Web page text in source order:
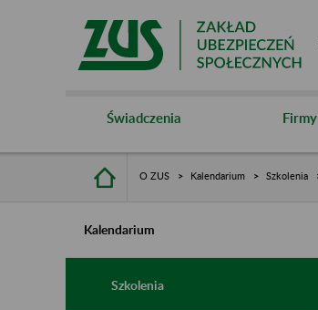
Świadczenia Firmy
O ZUS Kalendarium Szkolenia
Kalendarium
Szkolenia